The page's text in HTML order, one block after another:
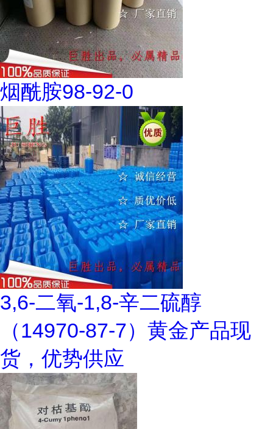
烟酰胺98-92-0
3,6-二氧-1,8-辛二硫醇
（14970-87-7）黄金产品现
货，优势供应